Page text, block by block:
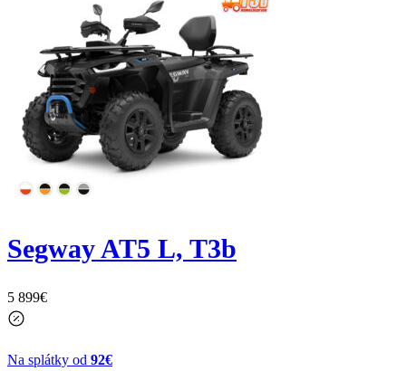
Segway AT5 L, T3b
5 899€
Na splátky od 92€